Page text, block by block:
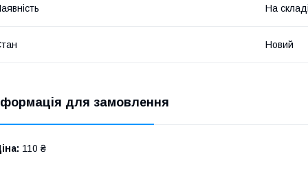
На
Новий
для замовлення
110 ₴